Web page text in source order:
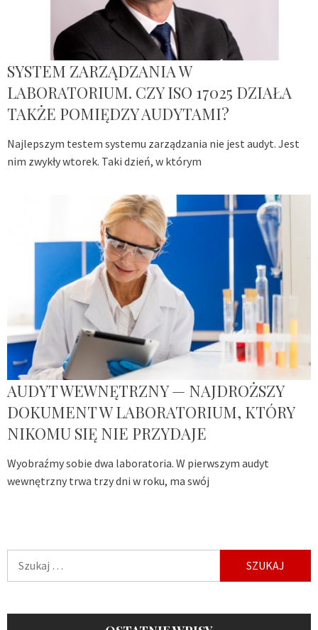
SYSTEM ZARZĄDZANIA W
LABORATORIUM. CZY ISO 17025 DZIAŁA
TAKŻE POMIĘDZY AUDYTAMI?
Najlepszym testem systemu zarządzania nie jest audyt. Jest
nim zwykły wtorek. Taki dzień, w którym
AUDYT WEWNĘTRZNY — NAJDROŻSZY
DOKUMENT W LABORATORIUM, KTÓRY
NIKOMU SIĘ NIE PRZYDAJE
Wyobraźmy sobie dwa laboratoria. W pierwszym audyt
wewnętrzny trwa trzy dni w roku, ma swój